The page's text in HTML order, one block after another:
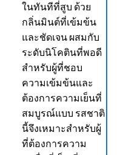
ในทันทีที่สูบ ด้วย
กลิ่นมินต์ที่เข้มข้น
และชัดเจน ผสมกับ
ระดับนิโคตินที่พอดี
สำหรับผู้ที่ชอบ
ความเข้มข้นและ
ต้องการความเย็นที่
สมบูรณ์แบบ รสชาติ
นี้จึงเหมาะสำหรับผู้
ที่ต้องการความ